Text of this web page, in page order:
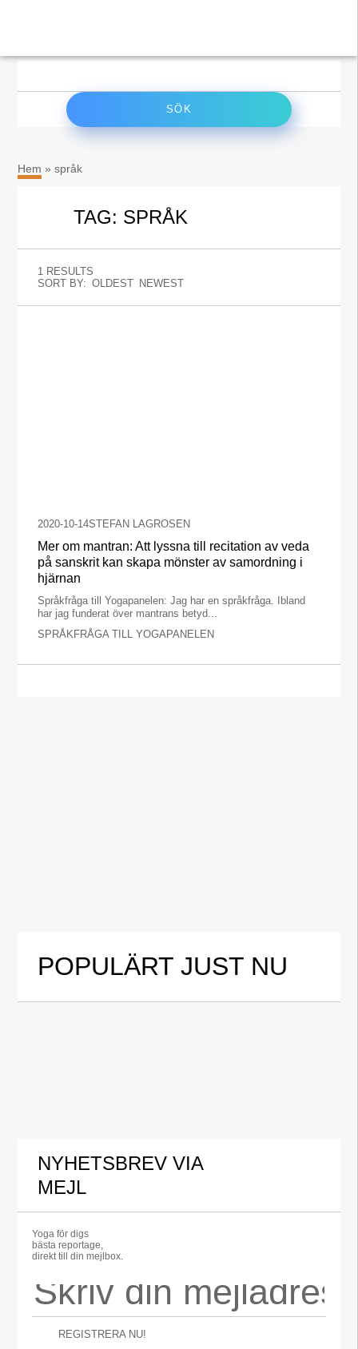
Hem »språk
TAG: SPRÅK
1 RESULTS
SORT BY: OLDEST NEWEST
2020-10-14STEFAN LAGROSEN
Mer om mantran: Att lyssna till recitation av veda
på sanskrit kan skapa mönster av samordning i
hjärnan
Språkfråga till Yogapanelen: Jag har en språkfråga. Ibland
har jag funderat över mantrans betyd...
SPRÅKFRÅGA TILL YOGAPANELEN
POPULÄRT JUST NU
NYHETSBREV VIA
MEJL
Yoga för digs
bästa reportage,
direkt till din mejlbox.
REGISTRERA NU!